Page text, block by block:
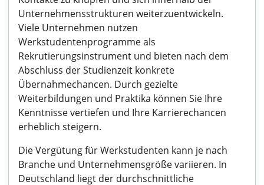
Unternehmensstrukturen weiterzuentwickeln.
Viele Unternehmen nutzen
Werkstudentenprogramme als
Rekrutierungsinstrument und bieten nach dem
Abschluss der Studienzeit konkrete
Übernahmechancen. Durch gezielte
Weiterbildungen und Praktika können Sie Ihre
Kenntnisse vertiefen und Ihre Karrierechancen
erheblich steigern.
Die Vergütung für Werkstudenten kann je nach
Branche und Unternehmensgröße variieren. In
Deutschland liegt der durchschnittliche